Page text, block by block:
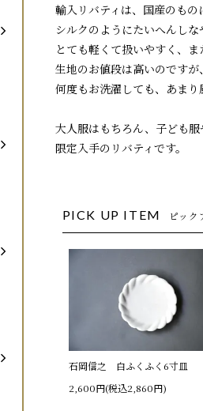
輸入リバティは、国産のもの
シルクのようにたいへんし
とても軽くて扱いやすく、ま
生地のお値段は高いのですが
何度もお洗濯しても、あまり
大人服はもちろん、子ども服
限定入手のリバティです。
PICK UP ITEM ピック
石岡信之 白ふくふく6寸皿
2,600円(税込2,860円)